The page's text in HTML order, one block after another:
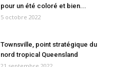
pour un été coloré et bien...
5 octobre 2022
Townsville, point stratégique du
nord tropical Queensland